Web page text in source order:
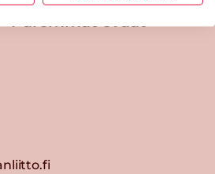
Paremmat eväät